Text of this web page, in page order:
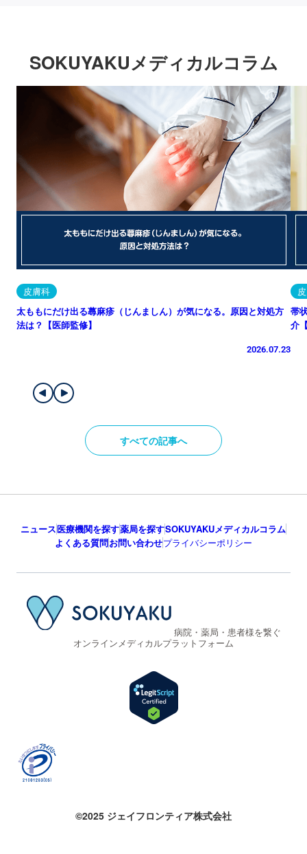
SOKUYAKUメディカルコラム
皮膚科
太ももにだけ出る蕁麻疹（じんましん）が気になる。原因と対処方
法は？【医師監修】
2026.07.23
帯
介
すべての記事へ
ニュース医療機関を探す薬局を探すSOKUYAKUメディカルコラム
よくある質問お問い合わせプライバシーポリシー
病院・薬局・患者様を繋ぐ
オンラインメディカルプラットフォーム
©2025 ジェイフロンティア株式会社